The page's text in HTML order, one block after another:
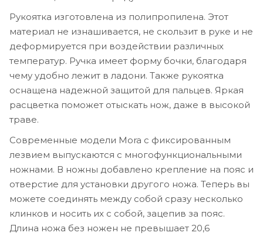
Рукоятка изготовлена из полипропилена. Этот
материал не изнашивается, не скользит в руке и не
деформируется при воздействии различных
температур. Ручка имеет форму бочки, благодаря
чему удобно лежит в ладони. Также рукоятка
оснащена надежной защитой для пальцев. Яркая
расцветка поможет отыскать нож, даже в высокой
траве.
Современные модели Mora с фиксированным
лезвием выпускаются с многофункциональными
ножнами. В ножны добавлено крепление на пояс и
отверстие для установки другого ножа. Теперь вы
можете соединять между собой сразу несколько
клинков и носить их с собой, зацепив за пояс.
Длина ножа без ножен не превышает 20,6